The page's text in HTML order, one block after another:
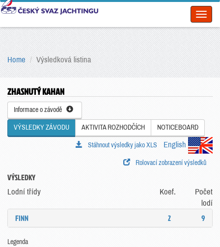
Home Výsledková listina
ZHASNUTÝ KAHAN
Informace o závodě
VÝSLEDKY ZÁVODU AKTIVITA ROZHODČÍCH NOTICEBOARD
English
Stáhnout výsledky jako XLS
Rolovací zobrazení výsledků
VÝSLEDKY
Lodní třídy Koef.
Počet
lodí
FINN 2 9
Legenda